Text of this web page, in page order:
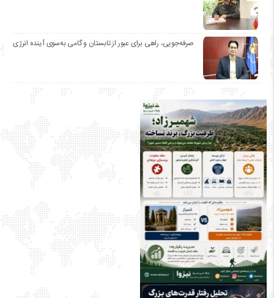
صرفه‌جویی، راهی برای عبور از تابستان و گامی به‌سوی آینده انرژی